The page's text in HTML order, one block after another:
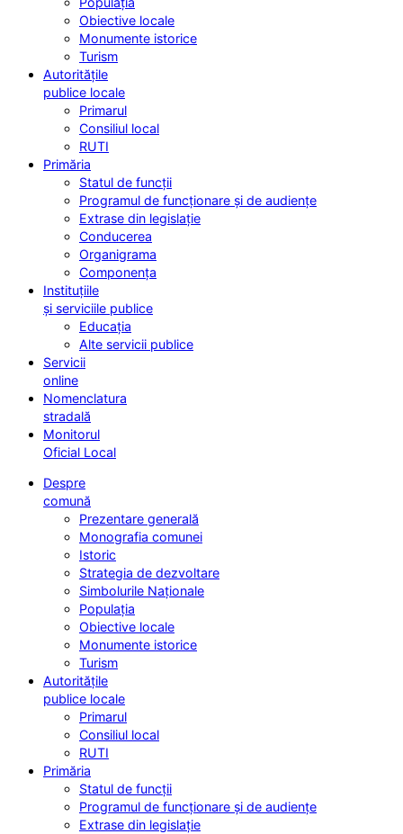
Obiective locale
Monumente istorice
Turism
Autoritățile
publice locale
Primarul
Consiliul local
RUTI
Primăria
Statul de funcții
Programul de funcționare și de audiențe
Extrase din legislație
Conducerea
Organigrama
Componența
Instituțiile
și serviciile publice
Educația
Alte servicii publice
Servicii
online
Nomenclatura
stradală
Monitorul
Oficial Local
Despre
comună
Prezentare generală
Monografia comunei
Istoric
Strategia de dezvoltare
Simbolurile Naționale
Populația
Obiective locale
Monumente istorice
Turism
Autoritățile
publice locale
Primarul
Consiliul local
RUTI
Primăria
Statul de funcții
Programul de funcționare și de audiențe
Extrase din legislație